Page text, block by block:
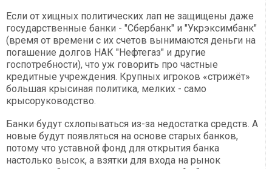
Если от хищных политических лап не защищены даже
государственные банки - "Сбербанк" и "Укрэксимбанк"
(время от времени с их счетов вынимаются деньги на
погашение долгов НАК "Нефтегаз" и другие
госпотребности), что уж говорить про частные
кредитные учреждения. Крупных игроков «стрижёт»
большая крысиная политика, мелких - само
крысоруководство.
Банки будут схлопываться из-за недостатка средств. А
новые будут появляться на основе старых банков,
потому что уставной фонд для открытия банка
настолько высок, а взятки для входа на рынок